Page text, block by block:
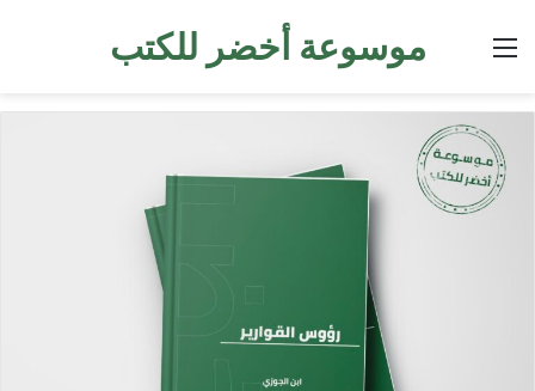
موسوعة أخضر للكتب القائمة